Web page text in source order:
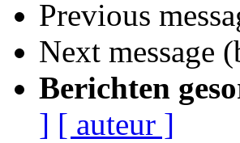
Previous
Next message
Berichten
] [ auteur ]